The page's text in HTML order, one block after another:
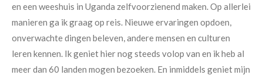
en een weeshuis in Uganda zelfvoorzienend maken. Op allerlei
manieren ga ik graag op reis. Nieuwe ervaringen opdoen,
onverwachte dingen beleven, andere mensen en culturen
leren kennen. Ik geniet hier nog steeds volop van en ik heb al
meer dan 60 landen mogen bezoeken. En inmiddels geniet mijn